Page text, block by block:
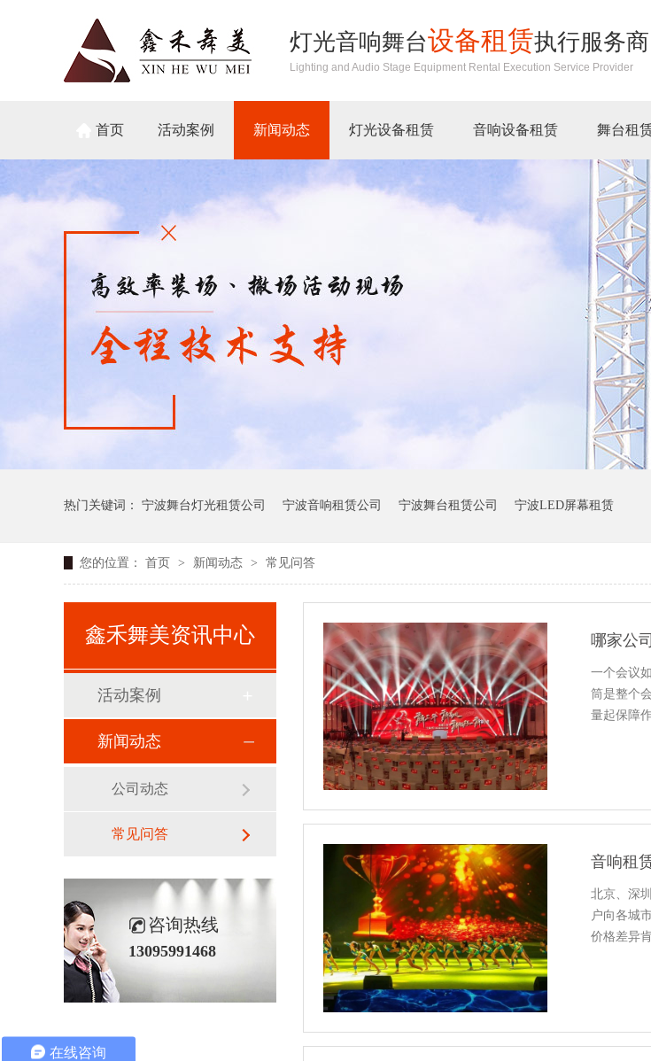
灯光音响舞台设备租赁执行服务商
Lighting and Audio Stage Equipment Rental Execution Service Provider
首页 活动案例 新闻动态 灯光设备租赁 音响设备租赁 舞台租
热门关键词： 宁波舞台灯光租赁公司 宁波音响租赁公司 宁波舞台租赁公司 宁波LED屏幕租赁
您的位置： 首页 > 新闻动态 > 常见问答
鑫禾舞美资讯中心
活动案例
新闻动态
公司动态
常见问答
咨询热线
13095991468
哪家公
一个会议
筒是整个
量起保障
音响租
北京、深
户向各城
价格差异
在线咨询